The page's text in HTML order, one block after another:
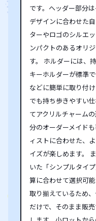
です。ヘッダー部分
デザインに合わせた
ターやロゴのシルエ
ンパクトのあるオリ
す。 ホルダーには、
キーホルダーが標準
などに簡単に取り付
でも持ち歩きやすい
てアクリルチャーム
分のオーダーメイド
ィストに合わせた、
イズが楽しめます。
いた「シンプルタイ
算に合わせて選択可
取り揃えているため
だけで、そのまま販